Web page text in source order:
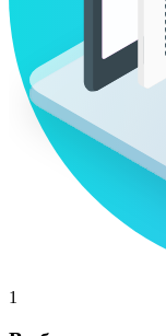
1